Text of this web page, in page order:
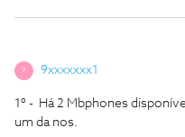
9 9xxxxxxx1
1º - Há 2 Mbphones
um da nos.